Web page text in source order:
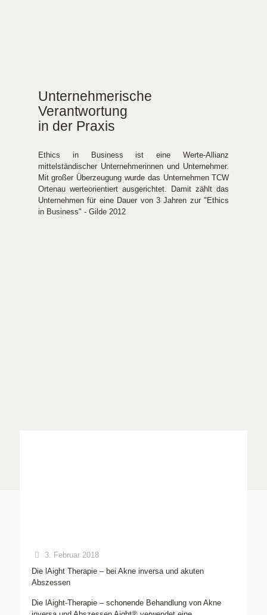
Unternehmerische
Verantwortung
in der Praxis
Ethics in Business ist eine Werte-Allianz
mittelständischer Unternehmerinnen und Unternehmer.
Mit großer Überzeugung wurde das Unternehmen TCW
Ortenau werteorientiert ausgerichtet. Damit zählt das
Unternehmen für eine Dauer von 3 Jahren zur "Ethics
in Business" - Gilde 2012
3. Februar 2018
Die lAight Therapie – bei Akne inversa und akuten
Abszessen
Die lAight-Therapie – schonende Behandlung von Akne